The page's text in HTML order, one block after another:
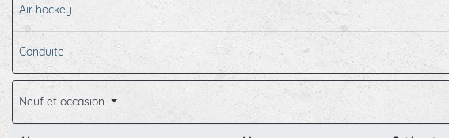
Air hockey
Conduite
Neuf et occasion